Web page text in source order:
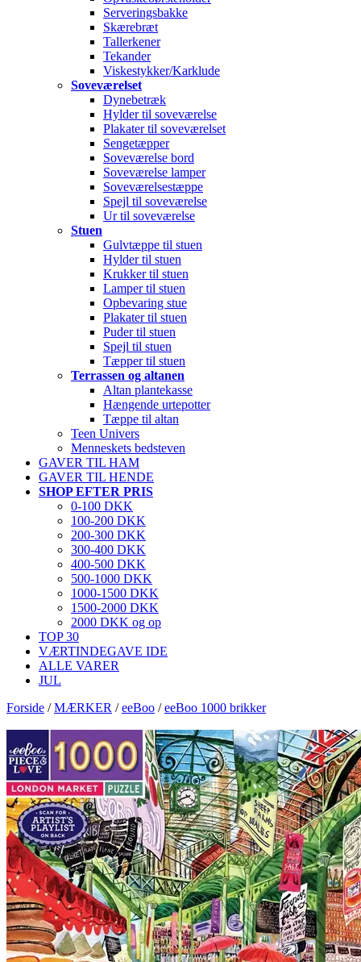
Serveringsbakke
Skærebræt
Tallerkener
Tekander
Viskestykker/Karklude
Soveværelset
Dynebetræk
Hylder til soveværelse
Plakater til soveværelset
Sengetæpper
Soveværelse bord
Soveværelse lamper
Soveværelsestæppe
Spejl til soveværelse
Ur til soveværelse
Stuen
Gulvtæppe til stuen
Hylder til stuen
Krukker til stuen
Lamper til stuen
Opbevaring stue
Plakater til stuen
Puder til stuen
Spejl til stuen
Tæpper til stuen
Terrassen og altanen
Altan plantekasse
Hængende urtepotter
Tæppe til altan
Teen Univers
Menneskets bedsteven
GAVER TIL HAM
GAVER TIL HENDE
SHOP EFTER PRIS
0-100 DKK
100-200 DKK
200-300 DKK
300-400 DKK
400-500 DKK
500-1000 DKK
1000-1500 DKK
1500-2000 DKK
2000 DKK og op
TOP 30
VÆRTINDEGAVE IDE
ALLE VARER
JUL
Forside /MÆRKER /eeBoo /eeBoo 1000 brikker